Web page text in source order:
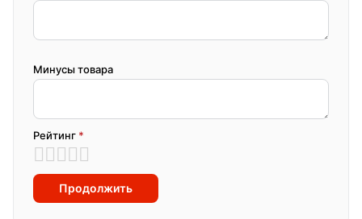
Минусы товара
Рейтинг *
Продолжить